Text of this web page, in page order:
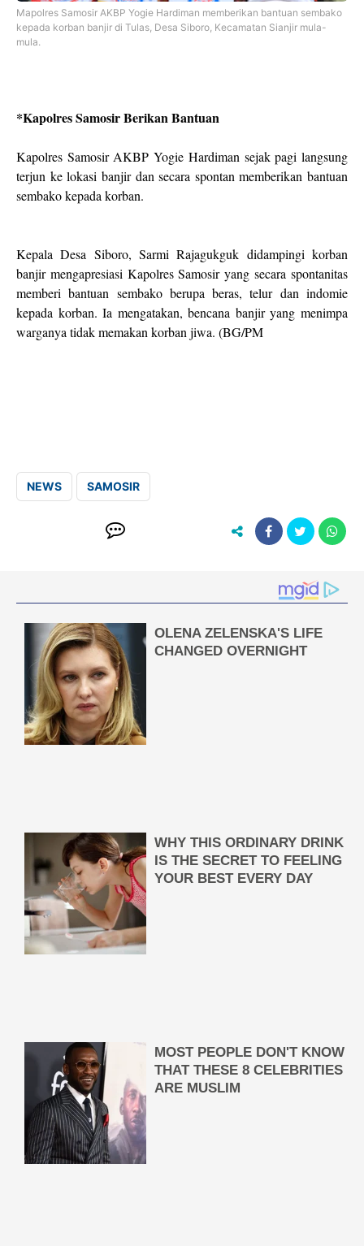
Mapolres Samosir AKBP Yogie Hardiman memberikan bantuan sembako
kepada korban banjir di Tulas, Desa Siboro, Kecamatan Sianjir mula-
mula.
*Kapolres Samosir Berikan Bantuan
Kapolres Samosir AKBP Yogie Hardiman sejak pagi langsung
terjun ke lokasi banjir dan secara spontan memberikan bantuan
sembako kepada korban.
Kepala Desa Siboro, Sarmi Rajagukguk didampingi korban
banjir mengapresiasi Kapolres Samosir yang secara spontanitas
memberi bantuan sembako berupa beras, telur dan indomie
kepada korban. Ia mengatakan, bencana banjir yang menimpa
warganya tidak memakan korban jiwa. (BG/PM
NEWS SAMOSIR